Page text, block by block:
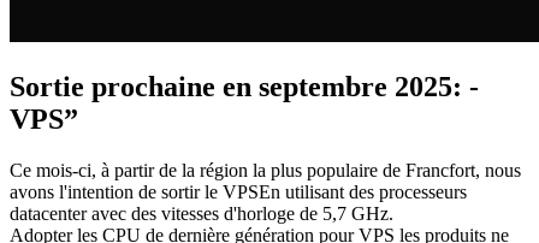
Sortie prochaine en septembre 2025: -
VPS”
Ce mois-ci, à partir de la région la plus populaire de Francfort, nous
avons l'intention de sortir le VPSEn utilisant des processeurs
datacenter avec des vitesses d'horloge de 5,7 GHz.
Adopter les CPU de dernière génération pour VPS les produits ne